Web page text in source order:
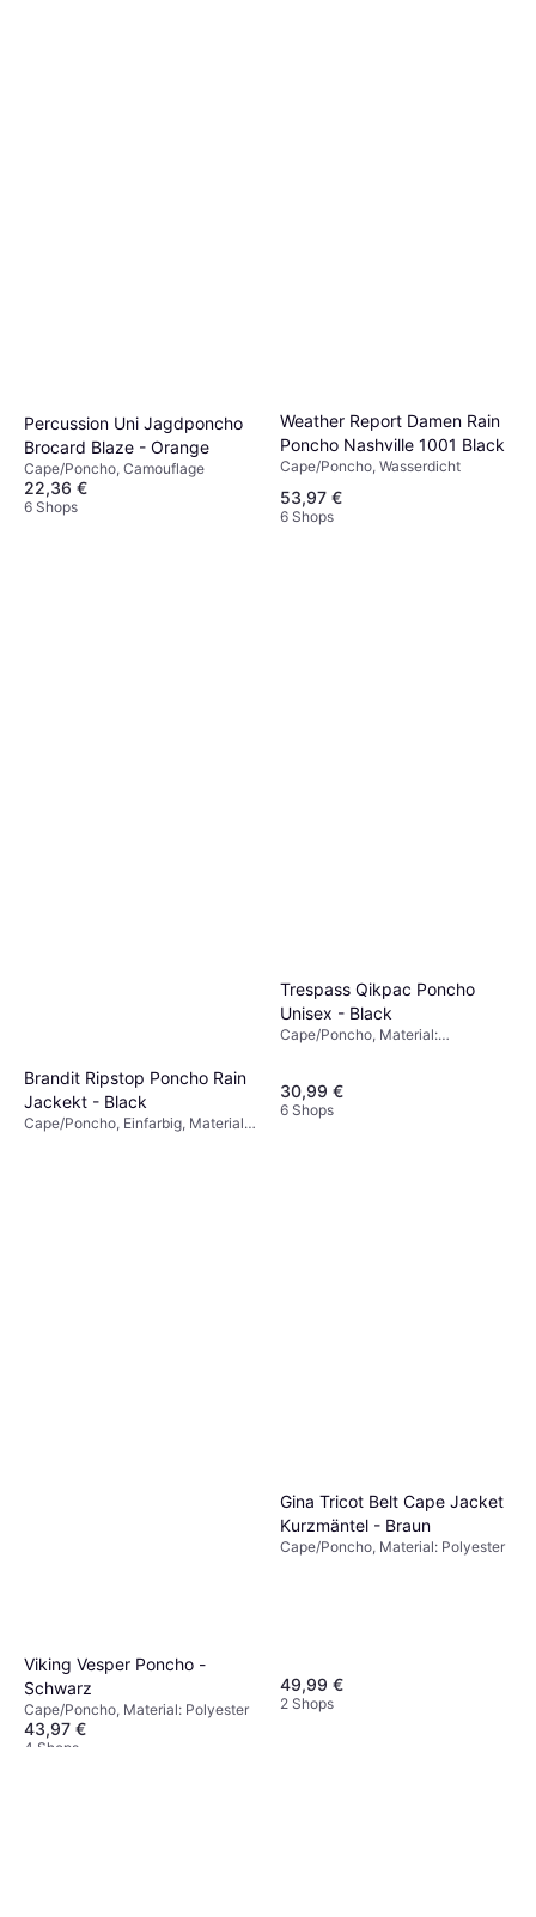
Percussion Uni Jagdponcho
Brocard Blaze - Orange
Cape/Poncho, Camouflage
22,36 €
6 Shops
Weather Report Damen Rain
Poncho Nashville 1001 Black
Cape/Poncho, Wasserdicht
53,97 €
6 Shops
Brandit Ripstop Poncho Rain
Jackekt - Black
Cape/Poncho, Einfarbig, Material:
Trespass Qikpac Poncho
Unisex - Black
Cape/Poncho, Material:
Taschen, Winddicht, Atmungsaktiv
30,99 €
6 Shops
Viking Vesper Poncho -
Schwarz
Cape/Poncho, Material: Polyester
43,97 €
4 Shops
Gina Tricot Belt Cape Jacket
Kurzmäntel - Braun
Cape/Poncho, Material: Polyester
49,99 €
2 Shops